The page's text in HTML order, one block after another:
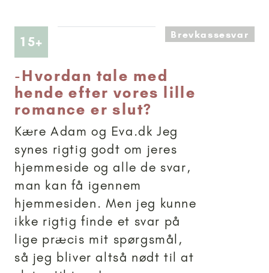
15+ Artikler anbefalet til 15+Brevkassesvar
-Hvordan tale med
hende efter vores lille
romance er slut?
Kære Adam og Eva.dk Jeg
synes rigtig godt om jeres
hjemmeside og alle de svar,
man kan få igennem
hjemmesiden. Men jeg kunne
ikke rigtig finde et svar på
lige præcis mit spørgsmål,
så jeg bliver altså nødt til at